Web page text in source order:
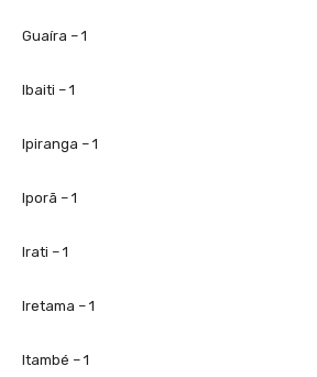
Guaíra – 1
Ibaiti – 1
Ipiranga – 1
Iporã – 1
Irati – 1
Iretama – 1
Itambé – 1